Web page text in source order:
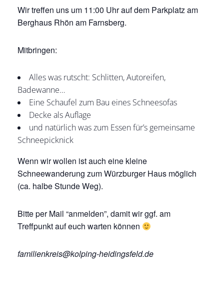
Wir treffen uns um 11:00 Uhr auf dem Parkplatz am
Berghaus Rhön am Farnsberg.
Mitbringen:
Alles was rutscht: Schlitten, Autoreifen,
Badewanne…
Eine Schaufel zum Bau eines Schneesofas
Decke als Auflage
und natürlich was zum Essen für’s gemeinsame
Schneepicknick
Wenn wir wollen ist auch eine kleine
Schneewanderung zum Würzburger Haus möglich
(ca. halbe Stunde Weg).
Bitte per Mail “anmelden”, damit wir ggf. am
Treffpunkt auf euch warten können
familienkreis@kolping-heidingsfeld.de